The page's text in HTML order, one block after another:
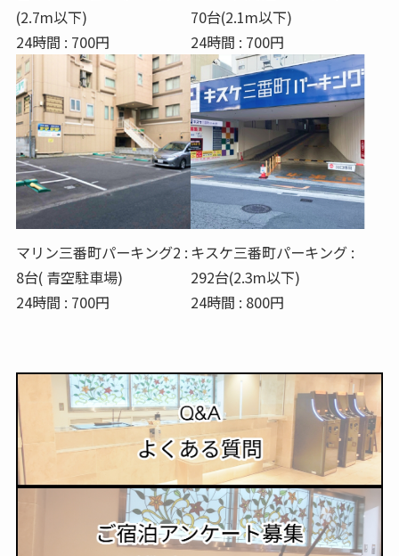
(2.7m以下)
24時間 : 700円
70台(2.1m以下)
24時間 : 700円
マリン三番町パーキング2 :
8台( 青空駐車場)
24時間 : 700円
キスケ三番町パーキング :
292台(2.3m以下)
24時間 : 800円